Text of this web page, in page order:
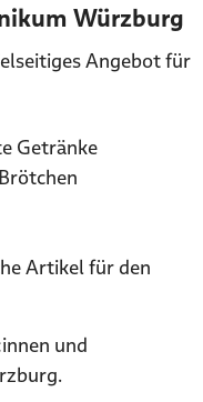
Würzburg
Angebot für
Getränke
Artikel für den
und